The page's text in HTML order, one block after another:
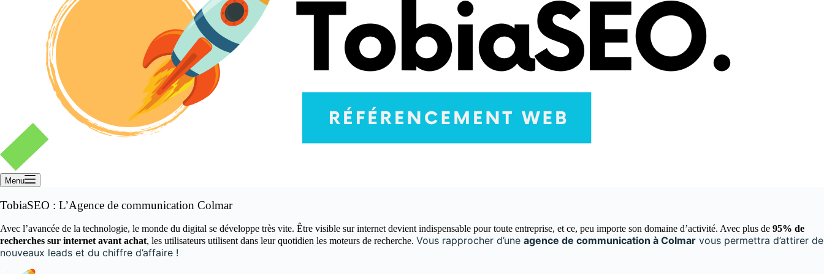
Menu
TobiaSEO : L’Agence de communication Colmar
Avec l’avancée de la technologie, le monde du digital se développe très vite. Être visible sur internet devient indispensable pour toute entreprise, et ce, peu importe son domaine d’activité. Avec plus de 95% de
recherches sur internet avant achat, les utilisateurs utilisent dans leur quotidien les moteurs de recherche. Vous rapprocher d’une agence de communication à Colmar vous permettra d’attirer de
nouveaux leads et du chiffre d’affaire !